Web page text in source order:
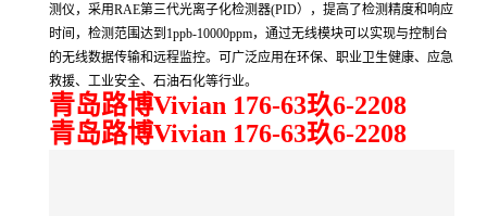
测仪，采用RAE第三代光离子化检测器(PID），提高了检测精度和响应
时间，检测范围达到1ppb-10000ppm，通过无线模块可以实现与控制台
的无线数据传输和远程监控。可广泛应用在环保、职业卫生健康、应急
救援、工业安全、石油石化等行业。
青岛路博Vivian 176-63玖6-2208
青岛路博Vivian 176-63玖6-2208